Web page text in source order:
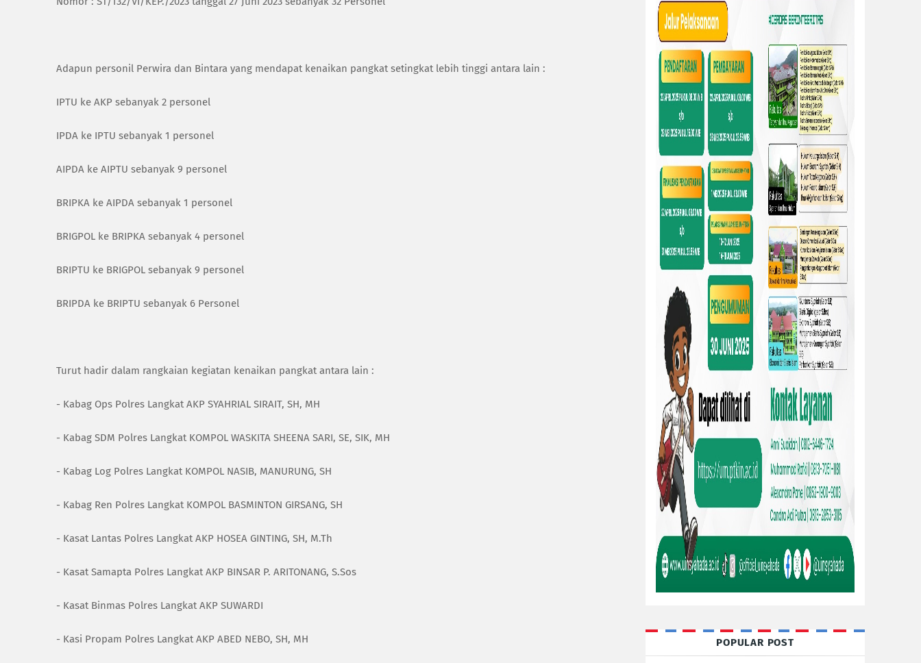
Adapun personil Perwira dan Bintara yang mendapat kenaikan pangkat setingkat lebih tinggi antara lain :
IPTU ke AKP sebanyak 2 personel
IPDA ke IPTU sebanyak 1 personel
AIPDA ke AIPTU sebanyak 9 personel
BRIPKA ke AIPDA sebanyak 1 personel
BRIGPOL ke BRIPKA sebanyak 4 personel
BRIPTU ke BRIGPOL sebanyak 9 personel
BRIPDA ke BRIPTU sebanyak 6 Personel
Turut hadir dalam rangkaian kegiatan kenaikan pangkat antara lain :
- Kabag Ops Polres Langkat AKP SYAHRIAL SIRAIT, SH, MH
- Kabag SDM Polres Langkat KOMPOL WASKITA SHEENA SARI, SE, SIK, MH
- Kabag Log Polres Langkat KOMPOL NASIB, MANURUNG, SH
- Kabag Ren Polres Langkat KOMPOL BASMINTON GIRSANG, SH
- Kasat Lantas Polres Langkat AKP HOSEA GINTING, SH, M.Th
- Kasat Samapta Polres Langkat AKP BINSAR P. ARITONANG, S.Sos
- Kasat Binmas Polres Langkat AKP SUWARDI
- Kasi Propam Polres Langkat AKP ABED NEBO, SH, MH POPULAR POST